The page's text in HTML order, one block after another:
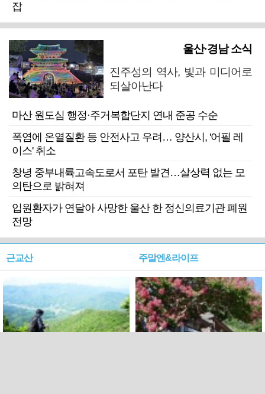
잡
울산·경남 소식
진주성의 역사, 빛과 미디어로
되살아난다
마산 원도심 행정·주거복합단지 연내 준공 수순
폭염에 온열질환 등 안전사고 우려… 양산시, '어필 레
이스' 취소
창녕 중부내륙고속도로서 포탄 발견…살상력 없는 모
의탄으로 밝혀져
입원환자가 연달아 사망한 울산 한 정신의료기관 폐원
전망
근교산 주말엔&라이프